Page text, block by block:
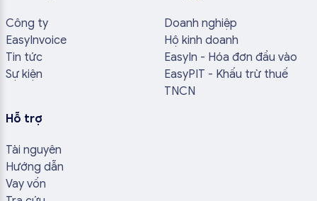
Công ty
EasyInvoice
Tin tức
Sự kiện
Doanh nghiệp
Hộ kinh doanh
EasyIn - Hóa đơn đầu vào
EasyPIT - Khấu trừ thuế
TNCN
Hỗ trợ
Tài nguyên
Hướng dẫn
Vay vốn